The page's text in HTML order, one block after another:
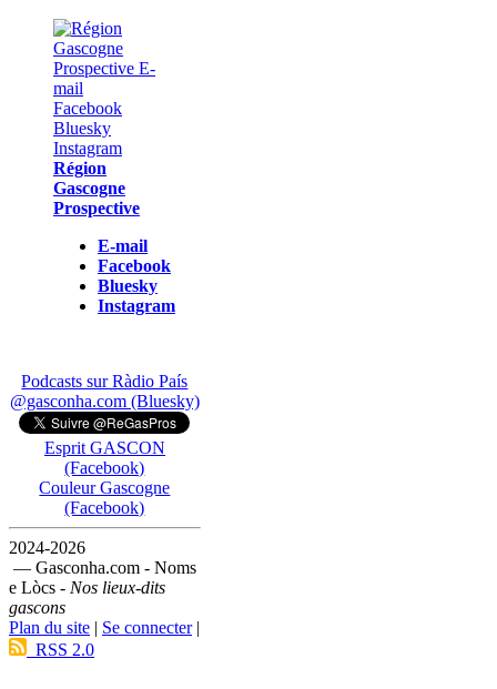
Région
Gascogne
Prospective
E-mail
Facebook
Bluesky
Instagram
Podcasts sur Ràdio País
@gasconha.com (Bluesky)
Esprit GASCON
(Facebook)
Couleur Gascogne
(Facebook)
2024-2026
— Gasconha.com - Noms
e Lòcs - Nos lieux-dits
gascons
Plan du site | Se connecter|
RSS 2.0